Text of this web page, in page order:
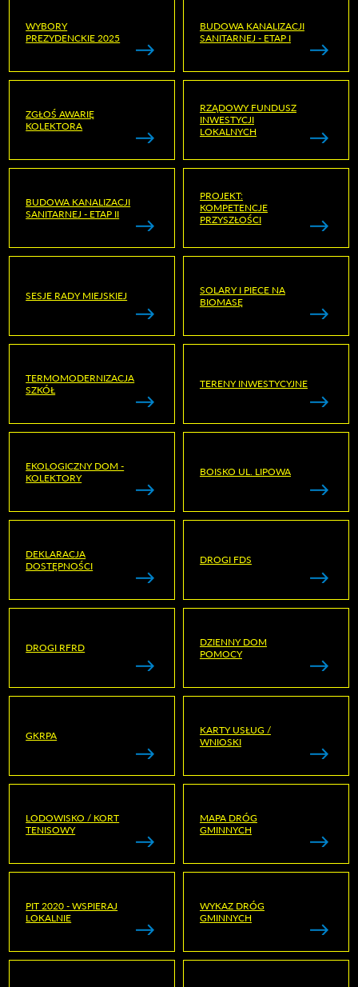
WYBORY
PREZYDENCKIE 2025
BUDOWA KANALIZACJI
SANITARNEJ - ETAP I
ZGŁOŚ AWARIĘ
KOLEKTORA
RZĄDOWY FUNDUSZ
INWESTYCJI
LOKALNYCH
BUDOWA KANALIZACJI
SANITARNEJ - ETAP II
PROJEKT:
KOMPETENCJE
PRZYSZŁOŚCI
SESJE RADY MIEJSKIEJ
SOLARY I PIECE NA
BIOMASĘ
TERMOMODERNIZACJA
SZKÓŁ
TERENY INWESTYCYJNE
EKOLOGICZNY DOM -
KOLEKTORY
BOISKO UL. LIPOWA
DEKLARACJA
DOSTĘPNOŚCI
DROGI FDS
DROGI RFRD
DZIENNY DOM
POMOCY
GKRPA
KARTY USŁUG /
WNIOSKI
LODOWISKO / KORT
TENISOWY
MAPA DRÓG
GMINNYCH
PIT 2020 - WSPIERAJ
LOKALNIE
WYKAZ DRÓG
GMINNYCH